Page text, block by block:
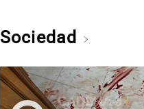
Sociedad